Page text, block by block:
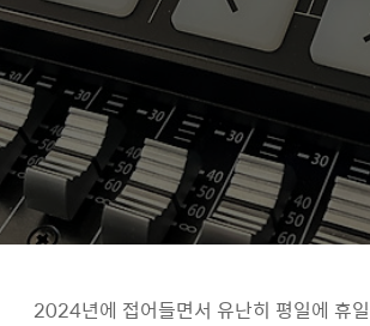
2024년에 접어들면서 유난히 평일에 휴